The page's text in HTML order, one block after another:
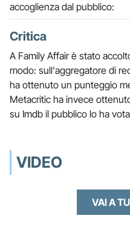
accoglienza dal pubblico:
Critica
A Family Affair è stato
modo: sull'aggregatore di
ha ottenuto un punteggio
Metacritic ha invece
su Imdb il pubblico lo ha
VIDEO
VAI A